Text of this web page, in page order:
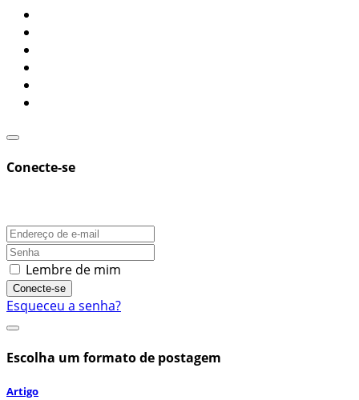
Conecte-se
Lembre de mim
Conecte-se
Esqueceu a senha?
Escolha um formato de postagem
Artigo